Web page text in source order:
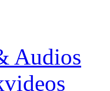
Audios